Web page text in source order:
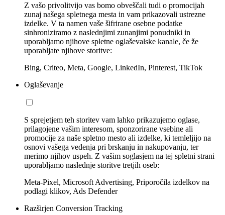
Z vašo privolitvijo vas bomo obveščali tudi o promocijah
zunaj našega spletnega mesta in vam prikazovali ustrezne
izdelke. V ta namen vaše šifrirane osebne podatke
sinhroniziramo z naslednjimi zunanjimi ponudniki in
uporabljamo njihove spletne oglaševalske kanale, če že
uporabljate njihove storitve:
Bing, Criteo, Meta, Google, LinkedIn, Pinterest, TikTok
Oglaševanje
S sprejetjem teh storitev vam lahko prikazujemo oglase,
prilagojene vašim interesom, sponzorirane vsebine ali
promocije za naše spletno mesto ali izdelke, ki temleljijo na
osnovi vašega vedenja pri brskanju in nakupovanju, ter
merimo njihov uspeh. Z vašim soglasjem na tej spletni strani
uporabljamo naslednje storitve tretjih oseb:
Meta-Pixel, Microsoft Advertising, Priporočila izdelkov na
podlagi klikov, Ads Defender
Razširjen Conversion Tracking